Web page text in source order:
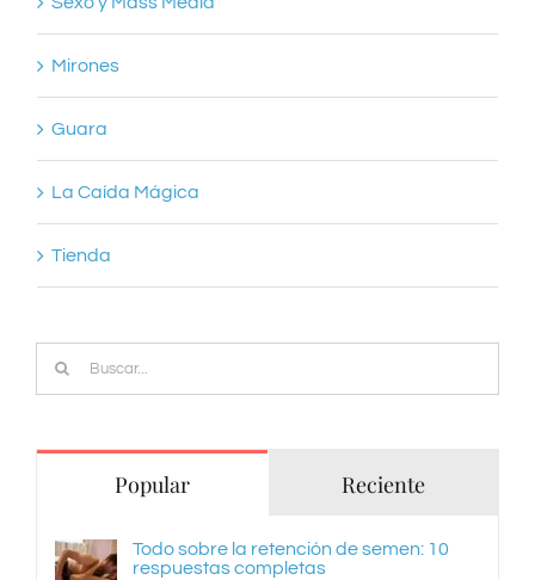
Mirones
Guara
La Caída Mágica
Tienda
Buscar:
Popular Reciente
Todo sobre la retención de semen: 10
respuestas completas